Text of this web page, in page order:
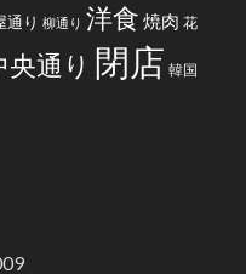
通り 柳通り 洋食 焼肉 花
通り 閉店 韓国